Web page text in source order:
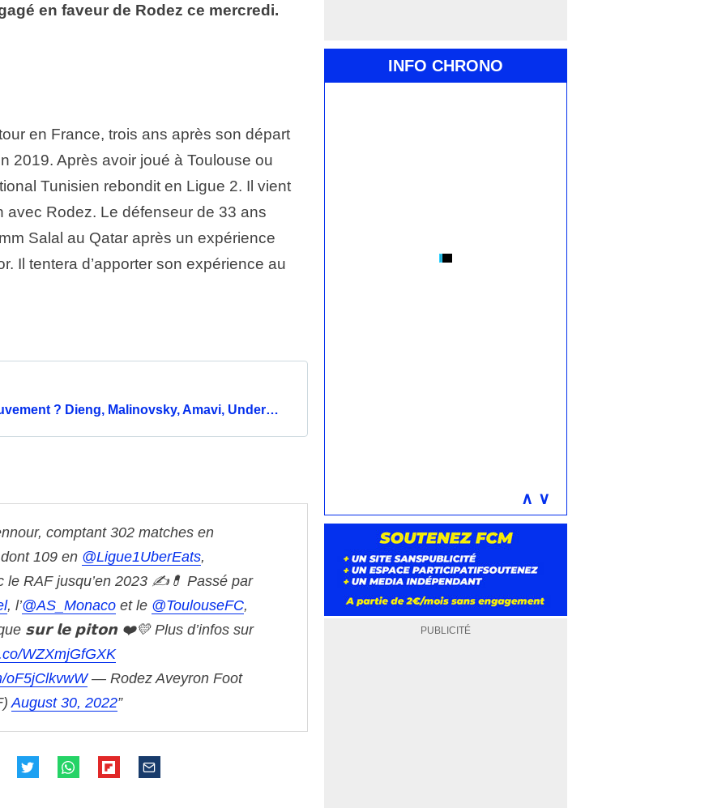
INFO CHRONO
∧ ∨
PUBLICITÉ
en faveur de Rodez ce mercredi.
en France, trois ans après son départ
2019. Après avoir joué à Toulouse ou
Tunisien rebondit en Ligue 2. Il vient
avec Rodez. Le défenseur de 33 ans
Salal au Qatar après un expérience
Il tentera d’apporter son expérience au
? Dieng, Malinovsky, Amavi, Under…
comptant 302 matches en
109 en @Ligue1UberEats,
le RAF jusqu’en 2023 ✍️💊 Passé par
, l’@AS_Monaco et le @ToulouseFC,
𝘀𝘂𝗿 𝗹𝗲 𝗽𝗶𝘁𝗼𝗻 ❤️💛 Plus d’infos sur
WZXmjGfGXK
oF5jClkvwW — Rodez Aveyron Foot
August 30, 2022